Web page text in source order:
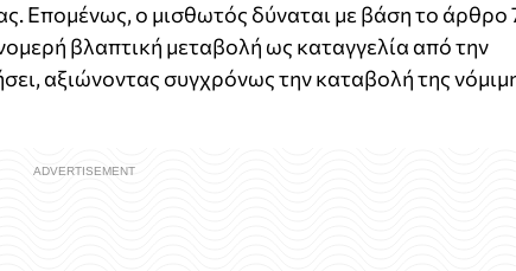
Επομένως, ο μισθωτός δύναται με βάση το άρθρο
βλαπτική μεταβολή ως καταγγελία από την
αξιώνοντας συγχρόνως την καταβολή της